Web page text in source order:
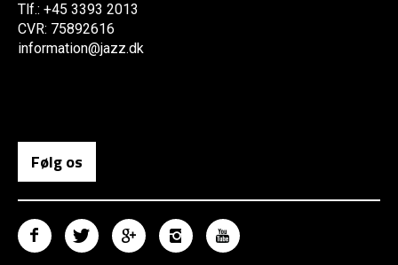
Tlf.: +45 3393 2013
CVR: 75892616
information@jazz.dk
Følg os